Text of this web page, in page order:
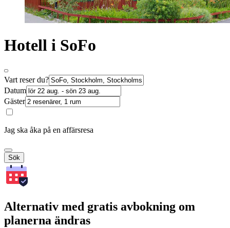
Hotell i SoFo
Vart reser du?
Datum
Gäster
Jag ska åka på en affärsresa
Sök
Alternativ med gratis avbokning om
planerna ändras